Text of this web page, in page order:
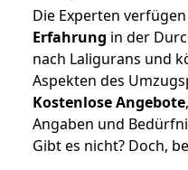
Die Experten
Erfahrung in der
nach Laligurans und
Aspekten des
Kostenlose Angebote
Angaben und
Gibt es nicht? Doch,